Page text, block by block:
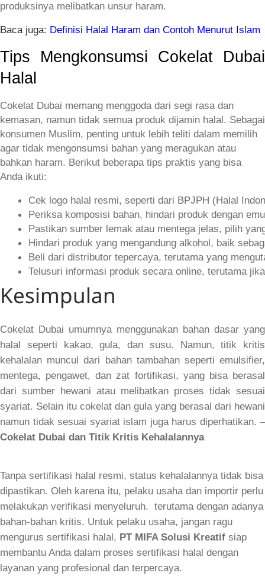
produksinya melibatkan unsur haram.
Baca juga: Definisi Halal Haram dan Contoh Menurut Islam
Tips Mengkonsumsi Cokelat Dubai
Halal
Cokelat Dubai memang menggoda dari segi rasa dan
kemasan, namun tidak semua produk dijamin halal. Sebagai
konsumen Muslim, penting untuk lebih teliti dalam memilih
agar tidak mengonsumsi bahan yang meragukan atau
bahkan haram. Berikut beberapa tips praktis yang bisa
Anda ikuti:
Cek logo halal resmi, seperti dari BPJPH (Halal
Periksa komposisi bahan, hindari produk dengan
Pastikan sumber lemak atau mentega jelas, pilih
Hindari produk yang mengandung alkohol, baik
Beli dari distributor tepercaya, terutama yang
Telusuri informasi produk secara online, terutama
Kesimpulan
Cokelat Dubai umumnya menggunakan bahan dasar yang
halal seperti kakao, gula, dan susu. Namun, titik kritis
kehalalan muncul dari bahan tambahan seperti emulsifier,
mentega, pengawet, dan zat fortifikasi, yang bisa berasal
dari sumber hewani atau melibatkan proses tidak sesuai
syariat. Selain itu cokelat dan gula yang berasal dari hewani
namun tidak sesuai syariat islam juga harus diperhatikan. –
Cokelat Dubai dan Titik Kritis Kehalalannya
Tanpa sertifikasi halal resmi, status kehalalannya tidak bisa
dipastikan. Oleh karena itu, pelaku usaha dan importir perlu
melakukan verifikasi menyeluruh. terutama dengan adanya
bahan-bahan kritis. Untuk pelaku usaha, jangan ragu
mengurus sertifikasi halal, PT MIFA Solusi Kreatif siap
membantu Anda dalam proses sertifikasi halal dengan
layanan yang profesional dan terpercaya.